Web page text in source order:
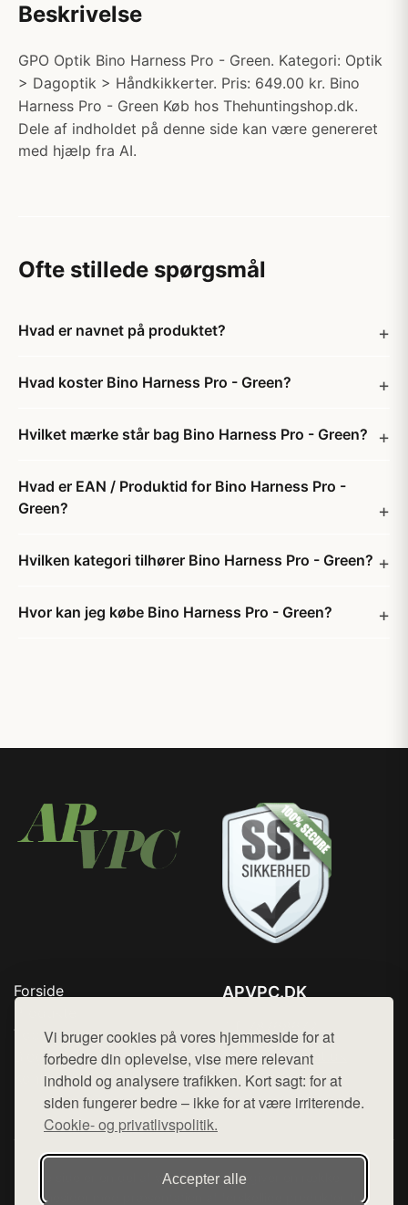
Vi bruger cookies på vores hjemmeside for at
forbedre din oplevelse, vise mere relevant
indhold og analysere trafikken. Kort sagt: for at
siden fungerer bedre – ikke for at være irriterende.
Cookie- og privatlivspolitik.
Accepter alle
Beskrivelse
GPO Optik Bino Harness Pro - Green. Kategori: Optik
> Dagoptik > Håndkikkerter. Pris: 649.00 kr. Bino
Harness Pro - Green Køb hos Thehuntingshop.dk.
Dele af indholdet på denne side kan være genereret
med hjælp fra AI.
Ofte stillede spørgsmål
Hvad er navnet på produktet?
Hvad koster Bino Harness Pro - Green?
Hvilket mærke står bag Bino Harness Pro - Green?
Hvad er EAN / Produktid for Bino Harness Pro -
Green?
Hvilken kategori tilhører Bino Harness Pro - Green?
Hvor kan jeg købe Bino Harness Pro - Green?
Forside
Top Rabatter
Blog
Kontakt
APVPC.DK
Mail: hej@want.dk
Cookie- og privatlivspolitik
Denne side er en del af want.dk, der udgiver en række
hjemmesider med præsentation af forskellige produkter fra